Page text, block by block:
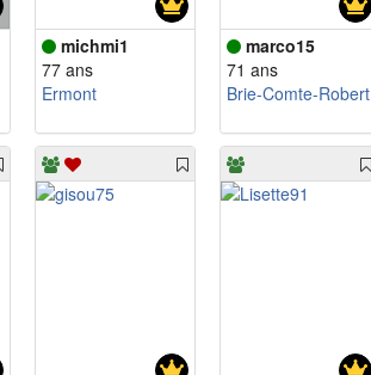
michmi1
77 ans
Ermont
marco15
71 ans
Brie-Comte-Robert